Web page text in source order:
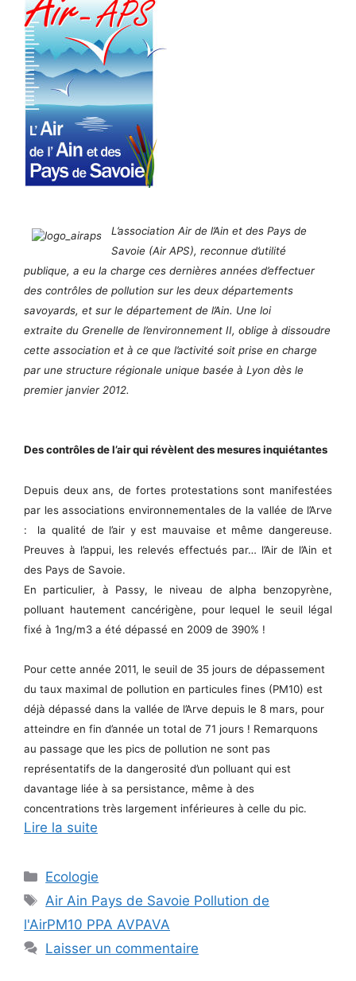
L’association Air de l’Ain et des Pays de
Savoie (Air APS), reconnue d’utilité
publique, a eu la charge ces dernières années d’effectuer
des contrôles de pollution sur les deux départements
savoyards, et sur le département de l’Ain. Une loi
extraite du Grenelle de l’environnement II, oblige à dissoudre
cette association et à ce que l’activité soit prise en charge
par une structure régionale unique basée à Lyon dès le
premier janvier 2012.
Des contrôles de l’air qui révèlent des mesures inquiétantes
Depuis deux ans, de fortes protestations sont manifestées
par les associations environnementales de la vallée de l’Arve
: la qualité de l’air y est mauvaise et même dangereuse.
Preuves à l’appui, les relevés effectués par… l’Air de l’Ain et
des Pays de Savoie.
En particulier, à Passy, le niveau de alpha benzopyrène,
polluant hautement cancérigène, pour lequel le seuil légal
fixé à 1ng/m3 a été dépassé en 2009 de 390% !
Pour cette année 2011, le seuil de 35 jours de dépassement
du taux maximal de pollution en particules fines (PM10) est
déjà dépassé dans la vallée de l’Arve depuis le 8 mars, pour
atteindre en fin d’année un total de 71 jours ! Remarquons
au passage que les pics de pollution ne sont pas
représentatifs de la dangerosité d’un polluant qui est
davantage liée à sa persistance, même à des
concentrations très largement inférieures à celle du pic.
Lire la suite
Catégories
Ecologie
Étiquettes
Air Ain Pays de Savoie Pollution de
l'AirPM10 PPA AVPAVA
Laisser un commentaire